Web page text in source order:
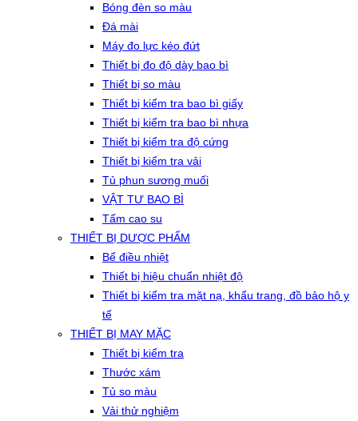
Bóng đèn so màu
Đá mài
Máy đo lực kéo đứt
Thiết bị đo độ dày bao bì
Thiết bị so màu
Thiết bị kiểm tra bao bì giấy
Thiết bị kiểm tra bao bì nhựa
Thiết bị kiểm tra độ cứng
Thiết bị kiểm tra vải
Tủ phun sương muối
VẬT TƯ BAO BÌ
Tấm cao su
THIẾT BỊ DƯỢC PHẨM
Bể điều nhiệt
Thiết bị hiệu chuẩn nhiệt độ
Thiết bị kiểm tra mặt nạ, khẩu trang, đồ bảo hộ y
tế
THIẾT BỊ MAY MẶC
Thiết bị kiểm tra
Thước xám
Tủ so màu
Vải thử nghiệm